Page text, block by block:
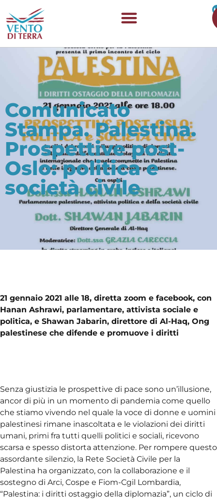
Comunicato
Stampa. Palestina.
Prospettive post-
Oslo: politica e
società civile
21 gennaio 2021 alle 18, diretta zoom e facebook, con
Hanan Ashrawi, parlamentare, attivista sociale e
politica, e Shawan Jabarin, direttore di Al-Haq, Ong
palestinese che difende e promuove i diritti
Senza giustizia le prospettive di pace sono un’illusione,
ancor di più in un momento di pandemia come quello
che stiamo vivendo nel quale la voce di donne e uomini
palestinesi rimane inascoltata e le violazioni dei diritti
umani, primi fra tutti quelli politici e sociali, ricevono
scarsa e spesso distorta attenzione. Per rompere questo
assordante silenzio, la Rete Società Civile per la
Palestina ha organizzato, con la collaborazione e il
sostegno di Arci, Cospe e Fiom-Cgil Lombardia,
“Palestina: i diritti ostaggio della diplomazia”, un ciclo di